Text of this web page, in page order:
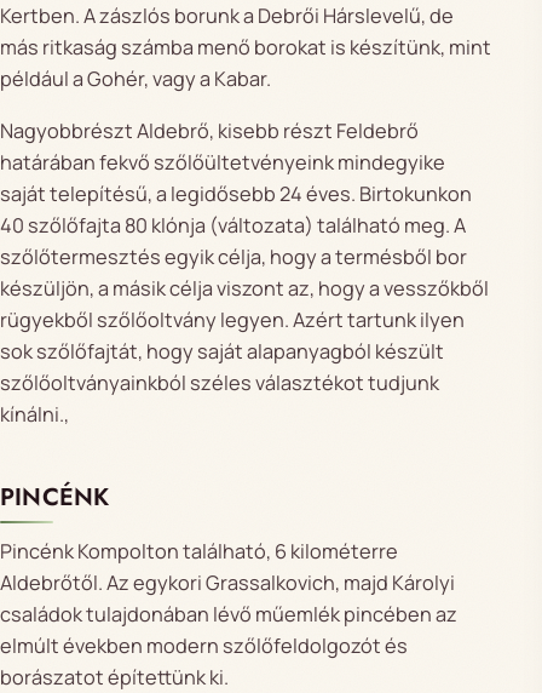
Kertben. A zászlós borunk a Debrői Hárslevelű, de
más ritkaság számba menő borokat is készítünk, mint
például a Gohér, vagy a Kabar.
Nagyobbrészt Aldebrő, kisebb részt Feldebrő
határában fekvő szőlőültetvényeink mindegyike
saját telepítésű, a legidősebb 24 éves. Birtokunkon
40 szőlőfajta 80 klónja (változata) található meg. A
szőlőtermesztés egyik célja, hogy a termésből bor
készüljön, a másik célja viszont az, hogy a vesszőkből
rügyekből szőlőoltvány legyen. Azért tartunk ilyen
sok szőlőfajtát, hogy saját alapanyagból készült
szőlőoltványainkból széles választékot tudjunk
kínálni.,
PINCÉNK
Pincénk Kompolton található, 6 kilométerre
Aldebrőtől. Az egykori Grassalkovich, majd Károlyi
családok tulajdonában lévő műemlék pincében az
elmúlt években modern szőlőfeldolgozót és
borászatot építettünk ki.